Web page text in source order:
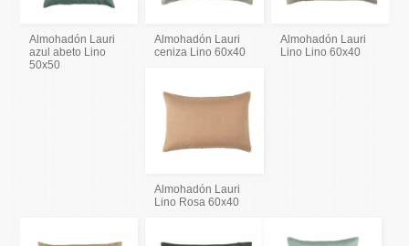
Almohadón Lauri
azul abeto Lino
50x50
Almohadón Lauri
ceniza Lino 60x40
Almohadón Lauri
Lino Lino 60x40
Almohadón Lauri
Lino Rosa 60x40